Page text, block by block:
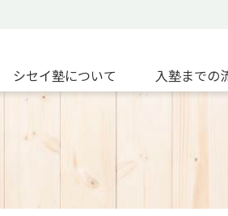
シセイ塾について 入塾までの